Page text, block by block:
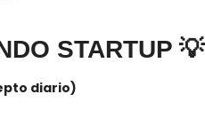
STARTUP 💡
diario)